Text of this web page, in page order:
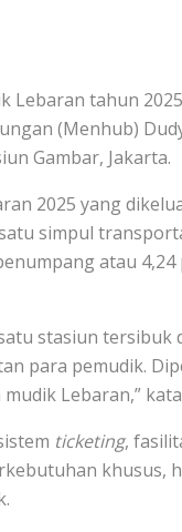
Lebaran tahun
(Menhub)
Gambar, Jakarta.
2025 yang
simpul
atau 4,24
stasiun tersibuk
para pemudik.
Lebaran,”
ticketing,
khusus,